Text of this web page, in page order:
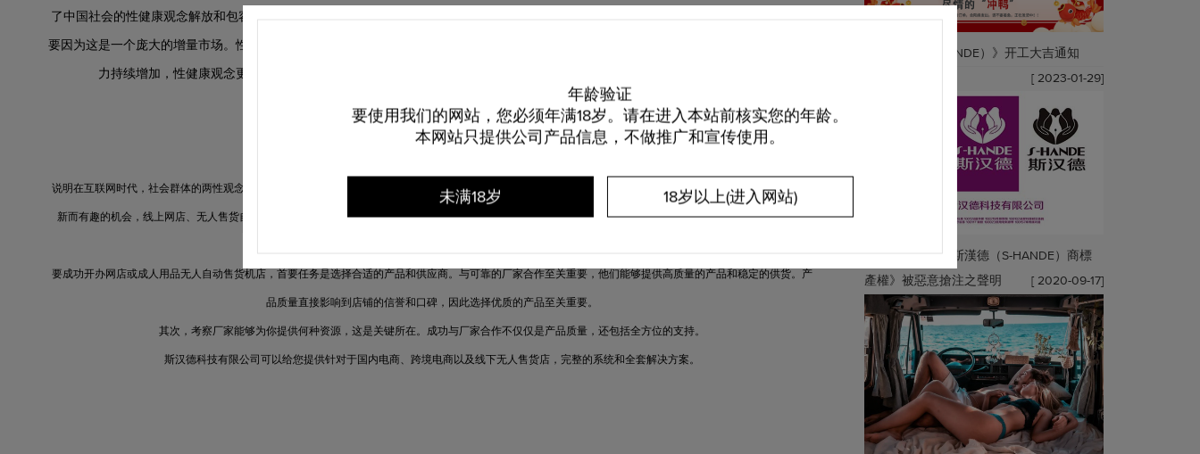
了中国社会的性健康观念解放和包容已跨进一步，女性也能正视自己的生理需求，不需要遮遮掩掩
要因为这是一个庞大的增量市场。性是释放压力的一种方式，但相较于男性，女性在情绪释放方式比男性少，而且更难得到满足。“在社会压
力持续增加，性健康观念更加开放的背景下，更多女性会选择通过情趣用品悦己释放情绪，使这类需求出现暴增的现象。”
说明在互联网时代，社会群体的两性观念相对比较开放，这对于情趣产业的发展来说是一个利好信号。 成人用品赛道就成 为了 创业者一项崭
新而有趣的机会，线上网店、无人售货自动售货机以及美团外卖线下店逐渐成为趋势，因为它们能够为购买者提供隐私性和便利性，同时减少人力成本和经营风
要成功开办网店或成人用品无人自动售货机店，首要任务是选择合适的产品和供应商。与可靠的厂家合作至关重要，他们能够提供高质量的产品和稳定的供货。产
品质量直接影响到店铺的信誉和口碑，因此选择优质的产品至关重要。
其次，考察厂家能够为你提供何种资源，这是关键所在。成功与厂家合作不仅仅是产品质量，还包括全方位的支持。
斯汉德科技有限公司 可以给您提供针对于国内电商、跨境电商以及线下无人售货店，完整的系统和全套解决方案。
《斯汉德（S-HANDE）》开工大吉通知
[ 2023-01-29]
關於我司《台灣斯漢德（S-HANDE）商標
產權》被惡意搶注之聲明
[ 2020-09-17]
年龄验证
要使用我们的网站，您必须年满18岁。请在进入本站前核实您的年龄。
本网站只提供公司产品信息，不做推广和宣传使用。
未满18岁 18岁以上(进入网站)